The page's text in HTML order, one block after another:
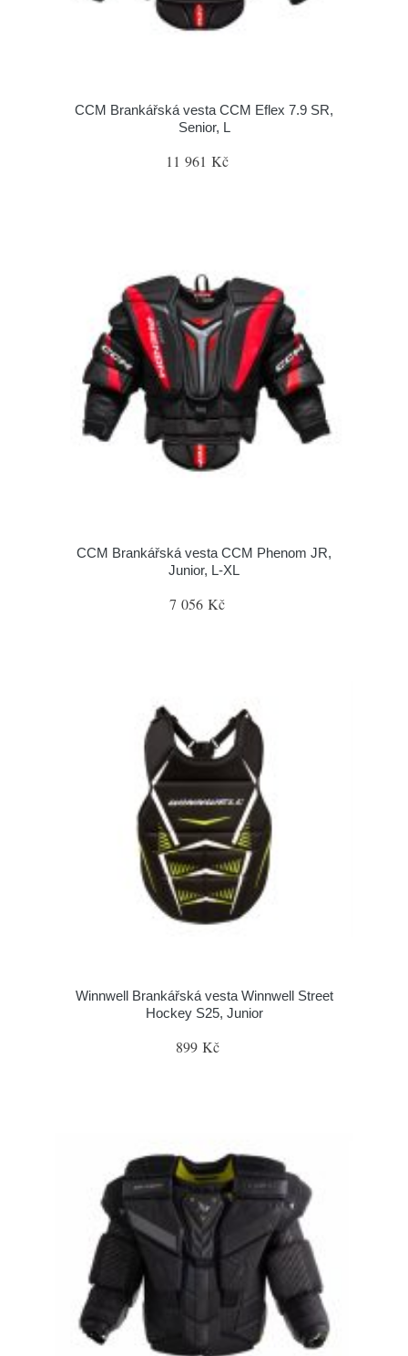
CCM Brankářská vesta CCM Eflex 7.9 SR,
Senior, L
11 961 Kč
CCM Brankářská vesta CCM Phenom JR,
Junior, L-XL
7 056 Kč
Winnwell Brankářská vesta Winnwell Street
Hockey S25, Junior
899 Kč